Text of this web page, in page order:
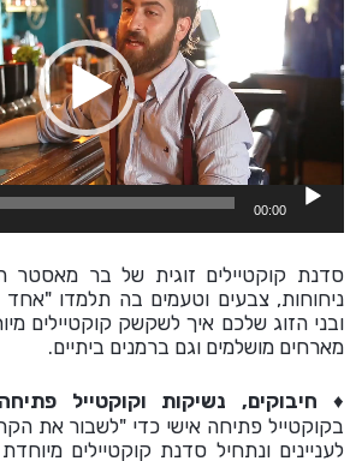
00:00
סדנת קוקטיילים זוגית של בר מאסטר
ניחוחות, צבעים וטעמים בה תלמדו
ובני הזוג שלכם איך לשקשק קוקטיילים
מארחים מושלמים וגם ברמנים ביתיים.
♦ חיבוקים, נשיקות וקוקטייל פתיחה
בקוקטייל פתיחה אישי כדי "לשבור את
לעניינים ונתחיל סדנת קוקטיילים